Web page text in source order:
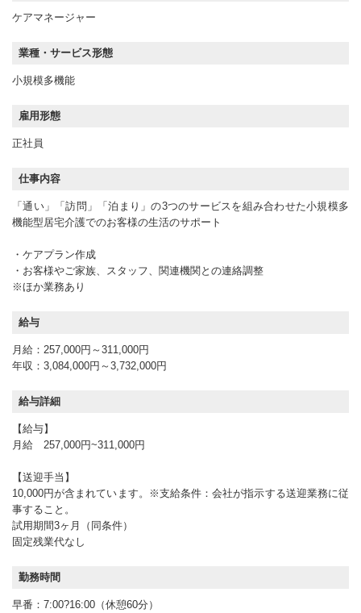
ケアマネージャー
業種・サービス形態
小規模多機能
雇用形態
正社員
仕事内容
「通い」「訪問」「泊まり」の3つのサービスを組み合わせた小規模多
機能型居宅介護でのお客様の生活のサポート
・ケアプラン作成
・お客様やご家族、スタッフ、関連機関との連絡調整
※ほか業務あり
給与
月給：257,000円～311,000円
年収：3,084,000円～3,732,000円
給与詳細
【給与】
月給 257,000円~311,000円
【送迎手当】
10,000円が含まれています。※支給条件：会社が指示する送迎業務に従
事すること。
試用期間3ヶ月（同条件）
固定残業代なし
勤務時間
早番：7:00?16:00（休憩60分）